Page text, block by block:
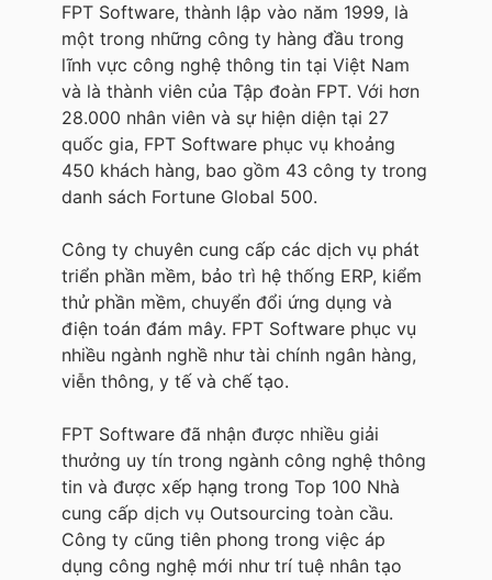
FPT Software, thành lập vào năm 1999, là
một trong những công ty hàng đầu trong
lĩnh vực công nghệ thông tin tại Việt Nam
và là thành viên của Tập đoàn FPT. Với hơn
28.000 nhân viên và sự hiện diện tại 27
quốc gia, FPT Software phục vụ khoảng
450 khách hàng, bao gồm 43 công ty trong
danh sách Fortune Global 500.
Công ty chuyên cung cấp các dịch vụ phát
triển phần mềm, bảo trì hệ thống ERP, kiểm
thử phần mềm, chuyển đổi ứng dụng và
điện toán đám mây. FPT Software phục vụ
nhiều ngành nghề như tài chính ngân hàng,
viễn thông, y tế và chế tạo.
FPT Software đã nhận được nhiều giải
thưởng uy tín trong ngành công nghệ thông
tin và được xếp hạng trong Top 100 Nhà
cung cấp dịch vụ Outsourcing toàn cầu.
Công ty cũng tiên phong trong việc áp
dụng công nghệ mới như trí tuệ nhân tạo